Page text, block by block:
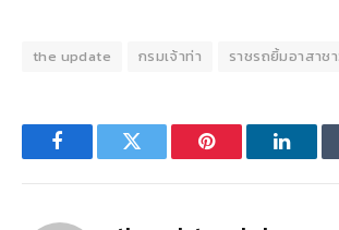
the update กรมเจ้าท่า ราชรถยิ้มอาสาชา
FacebookTwitter Pinterest